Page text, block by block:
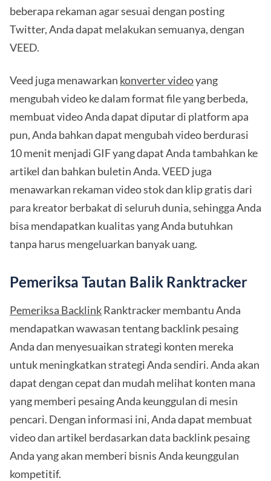
beberapa rekaman agar sesuai dengan posting
Twitter, Anda dapat melakukan semuanya, dengan
VEED.
Veed juga menawarkan konverter videoyang
mengubah video ke dalam format file yang berbeda,
membuat video Anda dapat diputar di platform apa
pun, Anda bahkan dapat mengubah video berdurasi
10 menit menjadi GIF yang dapat Anda tambahkan ke
artikel dan bahkan buletin Anda. VEED juga
menawarkan rekaman video stok dan klip gratis dari
para kreator berbakat di seluruh dunia, sehingga Anda
bisa mendapatkan kualitas yang Anda butuhkan
tanpa harus mengeluarkan banyak uang.
Pemeriksa Tautan Balik Ranktracker
Pemeriksa BacklinkRanktracker membantu Anda
mendapatkan wawasan tentang backlink pesaing
Anda dan menyesuaikan strategi konten mereka
untuk meningkatkan strategi Anda sendiri. Anda akan
dapat dengan cepat dan mudah melihat konten mana
yang memberi pesaing Anda keunggulan di mesin
pencari. Dengan informasi ini, Anda dapat membuat
video dan artikel berdasarkan data backlink pesaing
Anda yang akan memberi bisnis Anda keunggulan
kompetitif.